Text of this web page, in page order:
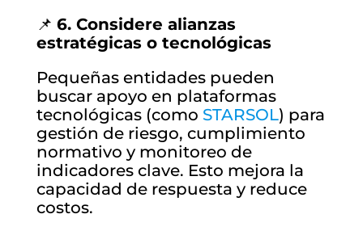
📌 6. Considere alianzas
estratégicas o tecnológicas
Pequeñas entidades pueden
buscar apoyo en plataformas
tecnológicas (como STARSOL) para
gestión de riesgo, cumplimiento
normativo y monitoreo de
indicadores clave. Esto mejora la
capacidad de respuesta y reduce
costos.